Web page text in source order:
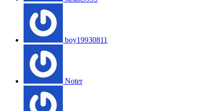
boy19930811
Noter